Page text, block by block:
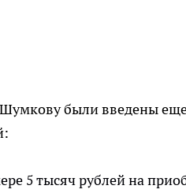
были введены
5 тысяч рублей на